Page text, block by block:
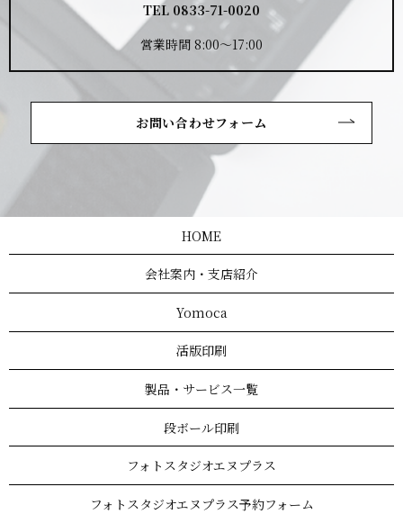
TEL 0833-71-0020
営業時間 8:00～17:00
お問い合わせフォーム
HOME
会社案内・支店紹介
Yomoca
活版印刷
製品・サービス一覧
段ボール印刷
フォトスタジオエヌプラス
フォトスタジオエヌプラス予約フォーム